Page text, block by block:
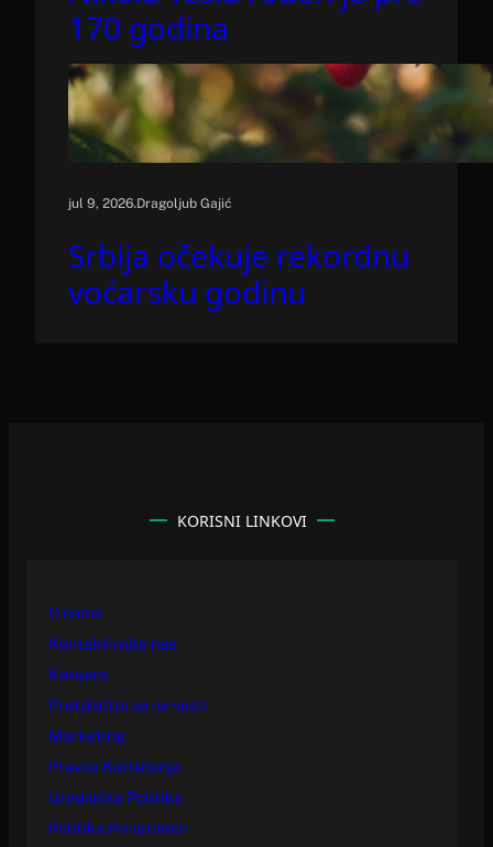
170 godina
jul 9, 2026.Dragoljub Gajić
Srbija očekuje rekordnu
voćarsku godinu
KORISNI LINKOVI
O nama
Kontaktirajte nas
Karijera
Pretplatite se na vesti
Marketing
Pravila Korišćenja
Urednička Politika
Politika Privatnosti